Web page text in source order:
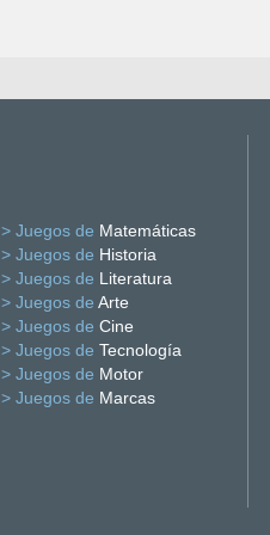
> Juegos de Matemáticas
> Juegos de Historia
> Juegos de Literatura
> Juegos de Arte
> Juegos de Cine
> Juegos de Tecnología
> Juegos de Motor
> Juegos de Marcas